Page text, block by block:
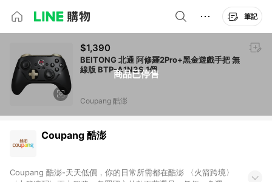
筆記
商品已停售
$1,390
BEITONG 北通 阿修羅2Pro+黑金遊戲手把 無
線版 BTP-A1N3S 1個
Coupang 酷澎
Coupang 酷澎
Coupang 酷澎-天天低價，你的日常所需都在酷澎 〈火箭跨境〉